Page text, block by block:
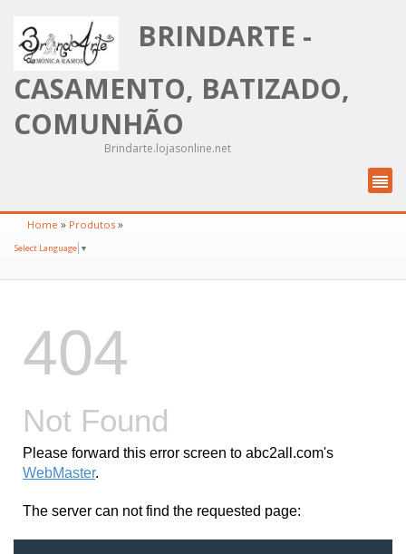
BRINDARTE -
CASAMENTO, BATIZADO,
COMUNHÃO
Brindarte.lojasonline.net
Home » Produtos »
Select Language ▼